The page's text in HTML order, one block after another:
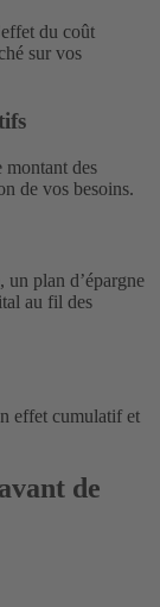
du coût
sur vos
montant des
de vos besoins.
un plan d’épargne
au fil des
effet cumulatif et
de